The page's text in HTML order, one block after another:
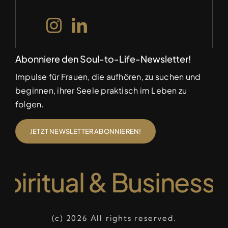
Abonniere den Soul-to-Life-Newsletter!
Impulse für Frauen, die aufhören, zu suchen und
beginnen, ihrer Seele praktisch im Leben zu
folgen.
JETZT NEWSLETTER ABONNIEREN!
& Business
(c) 2026 All rights reserved.